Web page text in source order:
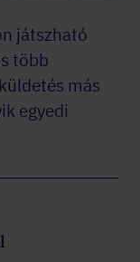
játszható
több
más
egyedi